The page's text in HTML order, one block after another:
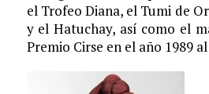
el Trofeo Diana, el Tumi de
y el Hatuchay, así como el
Premio Cirse en el año 1989